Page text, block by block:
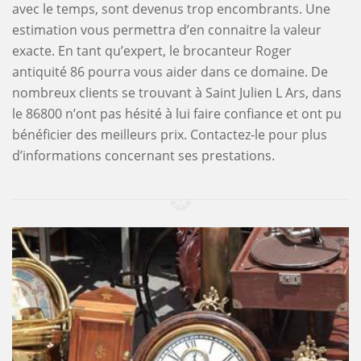
avec le temps, sont devenus trop encombrants. Une
estimation vous permettra d’en connaitre la valeur
exacte. En tant qu’expert, le brocanteur Roger
antiquité 86 pourra vous aider dans ce domaine. De
nombreux clients se trouvant à Saint Julien L Ars, dans
le 86800 n’ont pas hésité à lui faire confiance et ont pu
bénéficier des meilleurs prix. Contactez-le pour plus
d’informations concernant ses prestations.